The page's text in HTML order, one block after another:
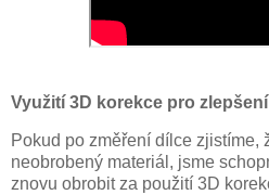
Využití 3D korekce pro
Pokud po změření dílce zjistíme,
neobrobený materiál, jsme
znovu obrobit za použití 3D